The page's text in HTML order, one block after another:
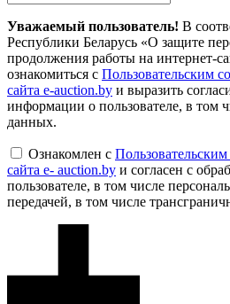
Уважаемый пользователь! В
Республики Беларусь «О защите
продолжения работы на интернет-
ознакомиться с Пользовательским
сайта e-auction.by и выразить
информации о пользователе, в том
данных.
Ознакомлен с
сайта e- auction.by и согласен с
пользователе, в том числе
передачей, в том числе